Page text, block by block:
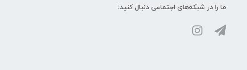
ما را در شبکه‌های اجتماعی دنبال کنید: